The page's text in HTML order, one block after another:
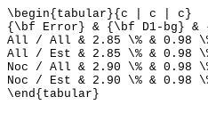
\begin{tabular}{c | c | c}
{\bf Error} & {\bf D1-bg}
All / All & 2.85 \% & 0.98
All / Est & 2.85 \% & 0.98
Noc / All & 2.90 \% & 0.98
Noc / Est & 2.90 \% & 0.98
\end{tabular}